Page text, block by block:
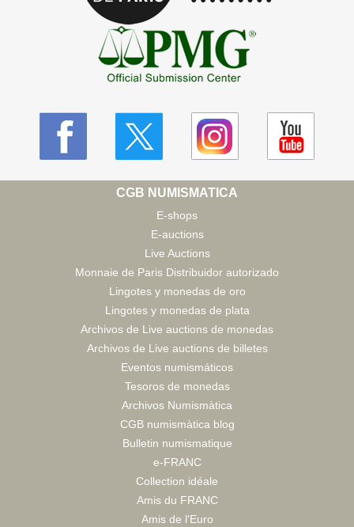
CGB NUMISMATICA
E-shops
E-auctions
Live Auctions
Monnaie de Paris Distribuidor autorizado
Lingotes y monedas de oro
Lingotes y monedas de plata
Archivos de Live auctions de monedas
Archivos de Live auctions de billetes
Eventos numismáticos
Tesoros de monedas
Archivos Numismàtica
CGB numismàtica blog
Bulletin numismatique
e-FRANC
Collection idéale
Amis du FRANC
Amis de l'Euro